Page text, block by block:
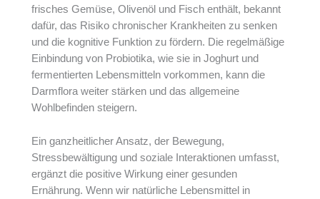
frisches Gemüse, Olivenöl und Fisch enthält, bekannt
dafür, das Risiko chronischer Krankheiten zu senken
und die kognitive Funktion zu fördern. Die regelmäßige
Einbindung von Probiotika, wie sie in Joghurt und
fermentierten Lebensmitteln vorkommen, kann die
Darmflora weiter stärken und das allgemeine
Wohlbefinden steigern.
Ein ganzheitlicher Ansatz, der Bewegung,
Stressbewältigung und soziale Interaktionen umfasst,
ergänzt die positive Wirkung einer gesunden
Ernährung. Wenn wir natürliche Lebensmittel in